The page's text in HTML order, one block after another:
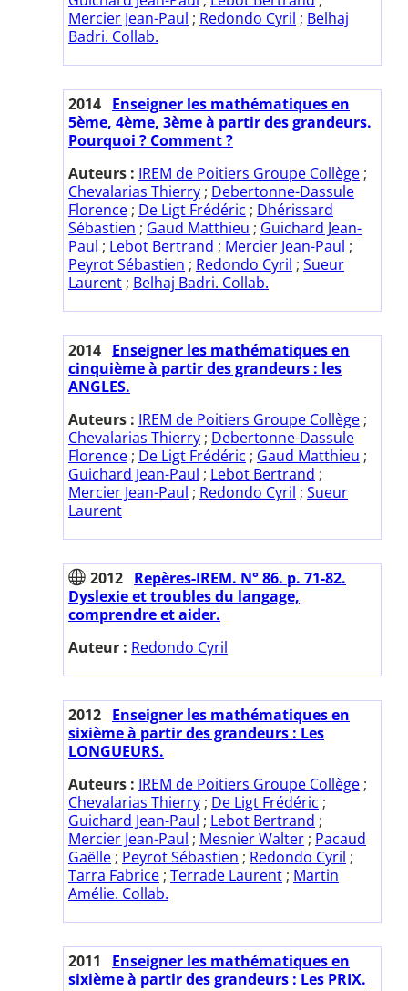
Mercier Jean-Paul ; Redondo Cyril ; Belhaj
Badri. Collab.
2014 Enseigner les mathématiques en
5ème, 4ème, 3ème à partir des grandeurs.
Pourquoi ? Comment ?
Auteurs : IREM de Poitiers Groupe Collège ;
Chevalarias Thierry ; Debertonne-Dassule
Florence ; De Ligt Frédéric ; Dhérissard
Sébastien ; Gaud Matthieu ; Guichard Jean-
Paul ; Lebot Bertrand ; Mercier Jean-Paul ;
Peyrot Sébastien ; Redondo Cyril ; Sueur
Laurent ; Belhaj Badri. Collab.
2014 Enseigner les mathématiques en
cinquième à partir des grandeurs : les
ANGLES.
Auteurs : IREM de Poitiers Groupe Collège ;
Chevalarias Thierry ; Debertonne-Dassule
Florence ; De Ligt Frédéric ; Gaud Matthieu ;
Guichard Jean-Paul ; Lebot Bertrand ;
Mercier Jean-Paul ; Redondo Cyril ; Sueur
Laurent
2012 Repères-IREM. N° 86. p. 71-82.
Dyslexie et troubles du langage,
comprendre et aider.
Auteur : Redondo Cyril
2012 Enseigner les mathématiques en
sixième à partir des grandeurs : Les
LONGUEURS.
Auteurs : IREM de Poitiers Groupe Collège ;
Chevalarias Thierry ; De Ligt Frédéric ;
Guichard Jean-Paul ; Lebot Bertrand ;
Mercier Jean-Paul ; Mesnier Walter ; Pacaud
Gaëlle ; Peyrot Sébastien ; Redondo Cyril ;
Tarra Fabrice ; Terrade Laurent ; Martin
Amélie. Collab.
2011
Enseigner les mathématiques en
sixième à partir des grandeurs : Les PRIX.